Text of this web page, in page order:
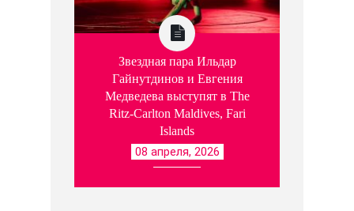
Звездная пара Ильдар
Гайнутдинов и Евгения
Медведева выступят в The
Ritz-Carlton Maldives, Fari
Islands
08 апреля, 2026